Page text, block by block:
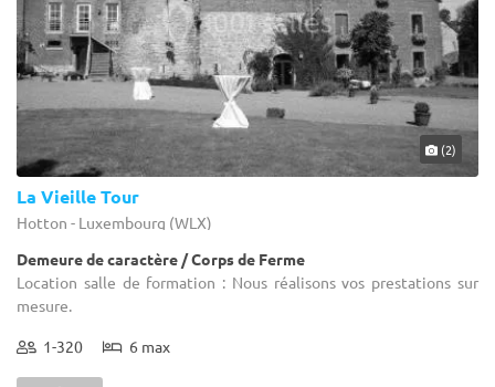
(2)
La Vieille Tour
Hotton - Luxembourg (WLX)
Demeure de caractère / Corps de Ferme
Location salle de formation : Nous réalisons vos prestations sur
mesure.
1-320 6 max